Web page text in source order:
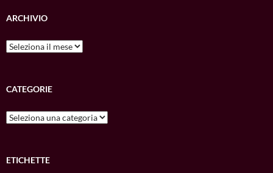
ARCHIVIO
Archivio
CATEGORIE
Categorie
ETICHETTE